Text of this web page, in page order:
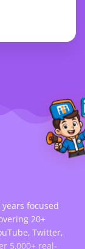
focused
20+
Twitter,
5,000+ real-